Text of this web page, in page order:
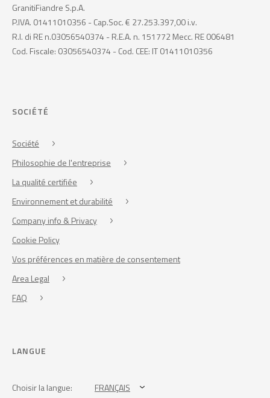
GranitiFiandre S.p.A.
P.IVA. 01411010356 - Cap.Soc. € 27.253.397,00 i.v.
R.I. di RE n.03056540374 - R.E.A. n. 151772 Mecc. RE 006481
Cod. Fiscale: 03056540374 - Cod. CEE: IT 01411010356
SOCIÉTÉ
Société
Philosophie de l'entreprise
La qualité certifiée
Environnement et durabilité
Company info & Privacy
Cookie Policy
Vos préférences en matière de consentement
Area Legal
FAQ
LANGUE
Choisir la langue: FRANÇAIS